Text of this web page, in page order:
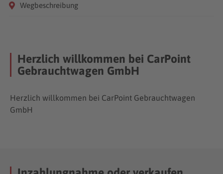
Wegbeschreibung
Herzlich willkommen bei CarPoint
Gebrauchtwagen GmbH
Herzlich willkommen bei CarPoint Gebrauchtwagen
GmbH